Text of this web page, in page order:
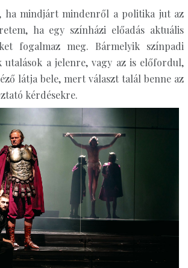
ha mindjárt mindenről a politika jut az
ha egy színházi előadás aktuális
fogalmaz meg. Bármelyik színpadi
utalások a jelenre, vagy az is előfordul,
látja bele, mert választ talál benne az
kérdésekre.